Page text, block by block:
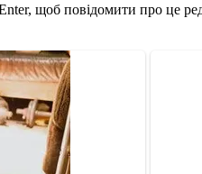
щоб повідомити про це